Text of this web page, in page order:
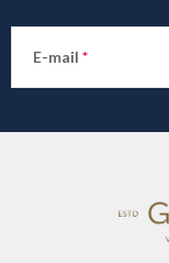
a
t
E-mail